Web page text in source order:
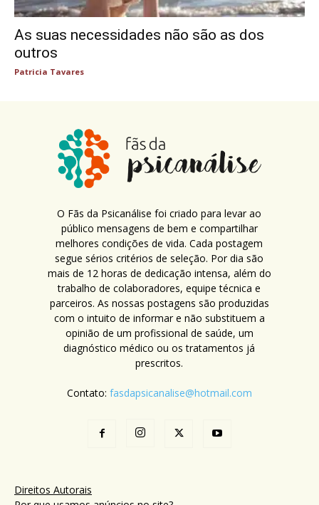
As suas necessidades não são as dos
outros
Patricia Tavares
O Fãs da Psicanálise foi criado para levar ao
público mensagens de bem e compartilhar
melhores condições de vida. Cada postagem
segue sérios critérios de seleção. Por dia são
mais de 12 horas de dedicação intensa, além do
trabalho de colaboradores, equipe técnica e
parceiros. As nossas postagens são produzidas
com o intuito de informar e não substituem a
opinião de um profissional de saúde, um
diagnóstico médico ou os tratamentos já
prescritos.
Contato: fasdapsicanalise@hotmail.com
Direitos Autorais